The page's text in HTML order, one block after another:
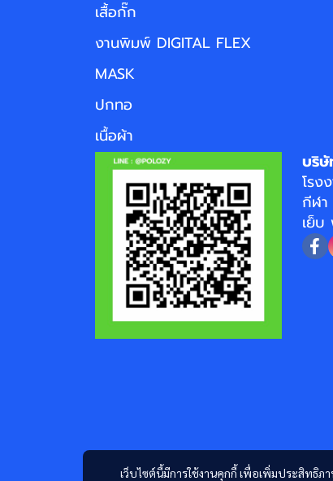
เว็บไซต์นี้มีการใช้งานคุกกี้ เพื่อเพิ่มประสิทธิภ
เสื้อกั๊ก
งานพิมพ์ DIGITAL FLEX
MASK
ปกทอ
เนื้อผ้า
บริ
โรง
กีฬา
เย็บ